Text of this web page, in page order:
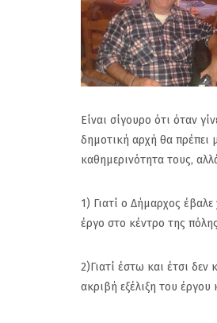
Είναι σίγουρο ότι όταν
δημοτική αρχή θα πρέπει
καθημερινότητα τους,
1) Γιατί ο Δήμαρχος
έργο στο κέντρο της
2)Γιατί έστω και έτσι
ακριβή εξέλιξη του